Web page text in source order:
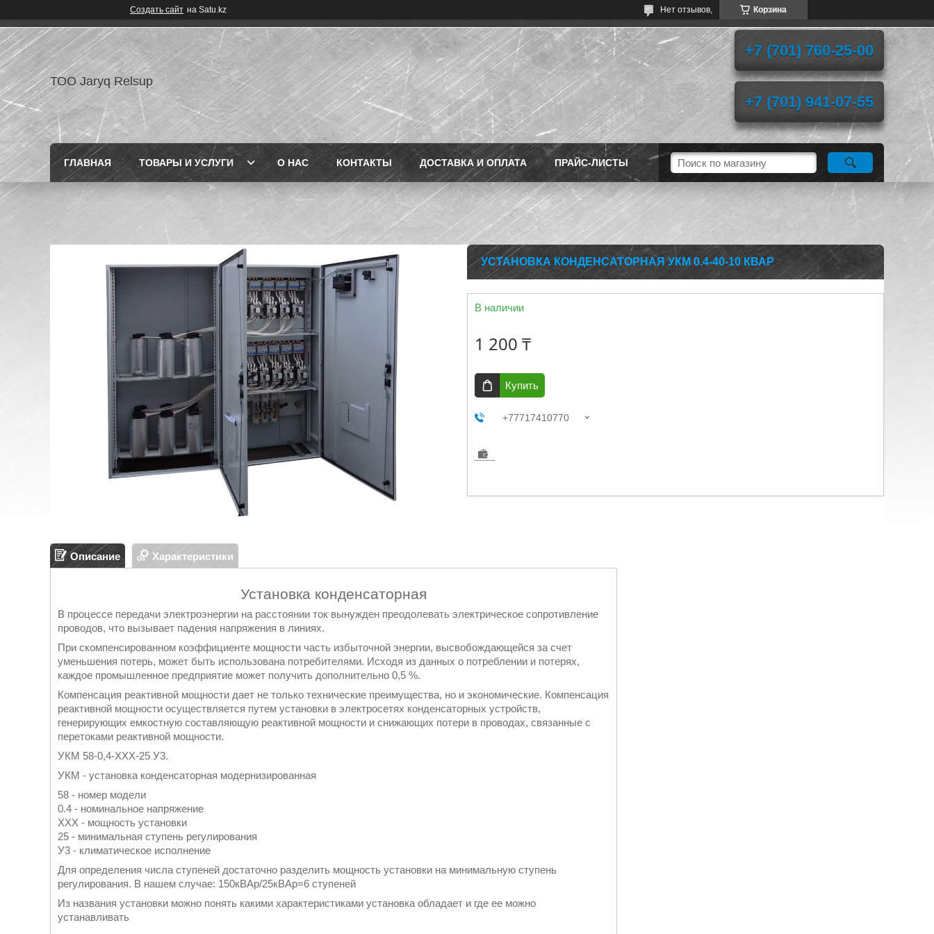
Создать сайт на Satu.kz Корзина
Нет отзывов,
ТОО Jaryq Relsup
+7 (701) 760-25-00
+7 (701) 941-07-55
ГЛАВНАЯ ТОВАРЫ И УСЛУГИ О НАС КОНТАКТЫ ДОСТАВКА И ОПЛАТА ПРАЙС-ЛИСТЫ
УСТАНОВКА КОНДЕНСАТОРНАЯ УКМ 0.4-40-10 КВАР
В наличии
1 200 ₸
Купить
+77717410770
Описание Характеристики
Установка конденсаторная
В процессе передачи электроэнергии на расстоянии ток вынужден преодолевать электрическое сопротивление
проводов, что вызывает падения напряжения в линиях.
При скомпенсированном коэффициенте мощности часть избыточной энергии, высвобождающейся за счет
уменьшения потерь, может быть использована потребителями. Исходя из данных о потреблении и потерях,
каждое промышленное предприятие может получить дополнительно 0,5 %.
Компенсация реактивной мощности дает не только технические преимущества, но и экономические. Компенсация
реактивной мощности осуществляется путем установки в электросетях конденсаторных устройств,
генерирующих емкостную составляющую реактивной мощности и снижающих потери в проводах, связанные с
перетоками реактивной мощности.
УКМ 58-0,4-ХХХ-25 У3.
УКМ - установка конденсаторная модернизированная
58 - номер модели
0.4 - номинальное напряжение
ХХХ - мощность установки
25 - минимальная ступень регулирования
У3 - климатическое исполнение
Для определения числа ступеней достаточно разделить мощность установки на минимальную ступень
регулирования. В нашем случае: 150кВАр/25кВАр=6 ступеней
Из названия установки можно понять какими характеристиками установка обладает и где ее можно
устанавливать